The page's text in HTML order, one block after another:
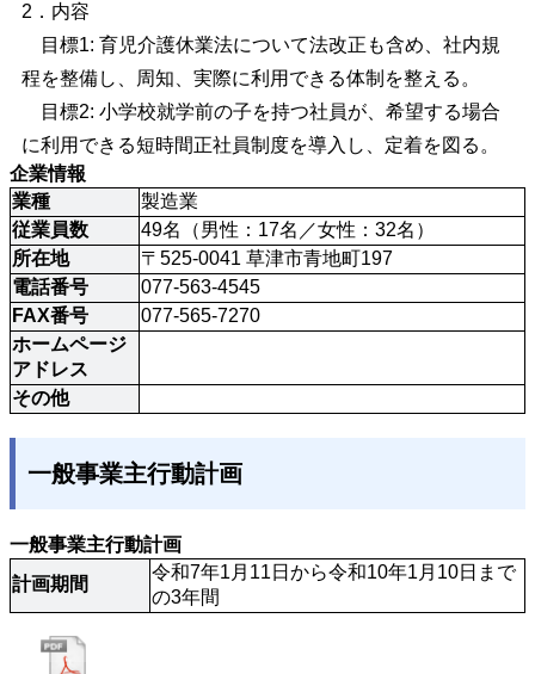
2．内容
目標1: 育児介護休業法について法改正も含め、社内規
程を整備し、周知、実際に利用できる体制を整える。
目標2: 小学校就学前の子を持つ社員が、希望する場合
に利用できる短時間正社員制度を導入し、定着を図る。
企業情報
業種
製造業
従業員数
49名（男性：17名／女性：32名）
所在地
〒525-0041 草津市青地町197
電話番号
077-563-4545
FAX番号
077-565-7270
ホームページ
アドレス
その他
一般事業主行動計画
一般事業主行動計画
計画期間
令和7年1月11日から令和10年1月10日まで
の3年間